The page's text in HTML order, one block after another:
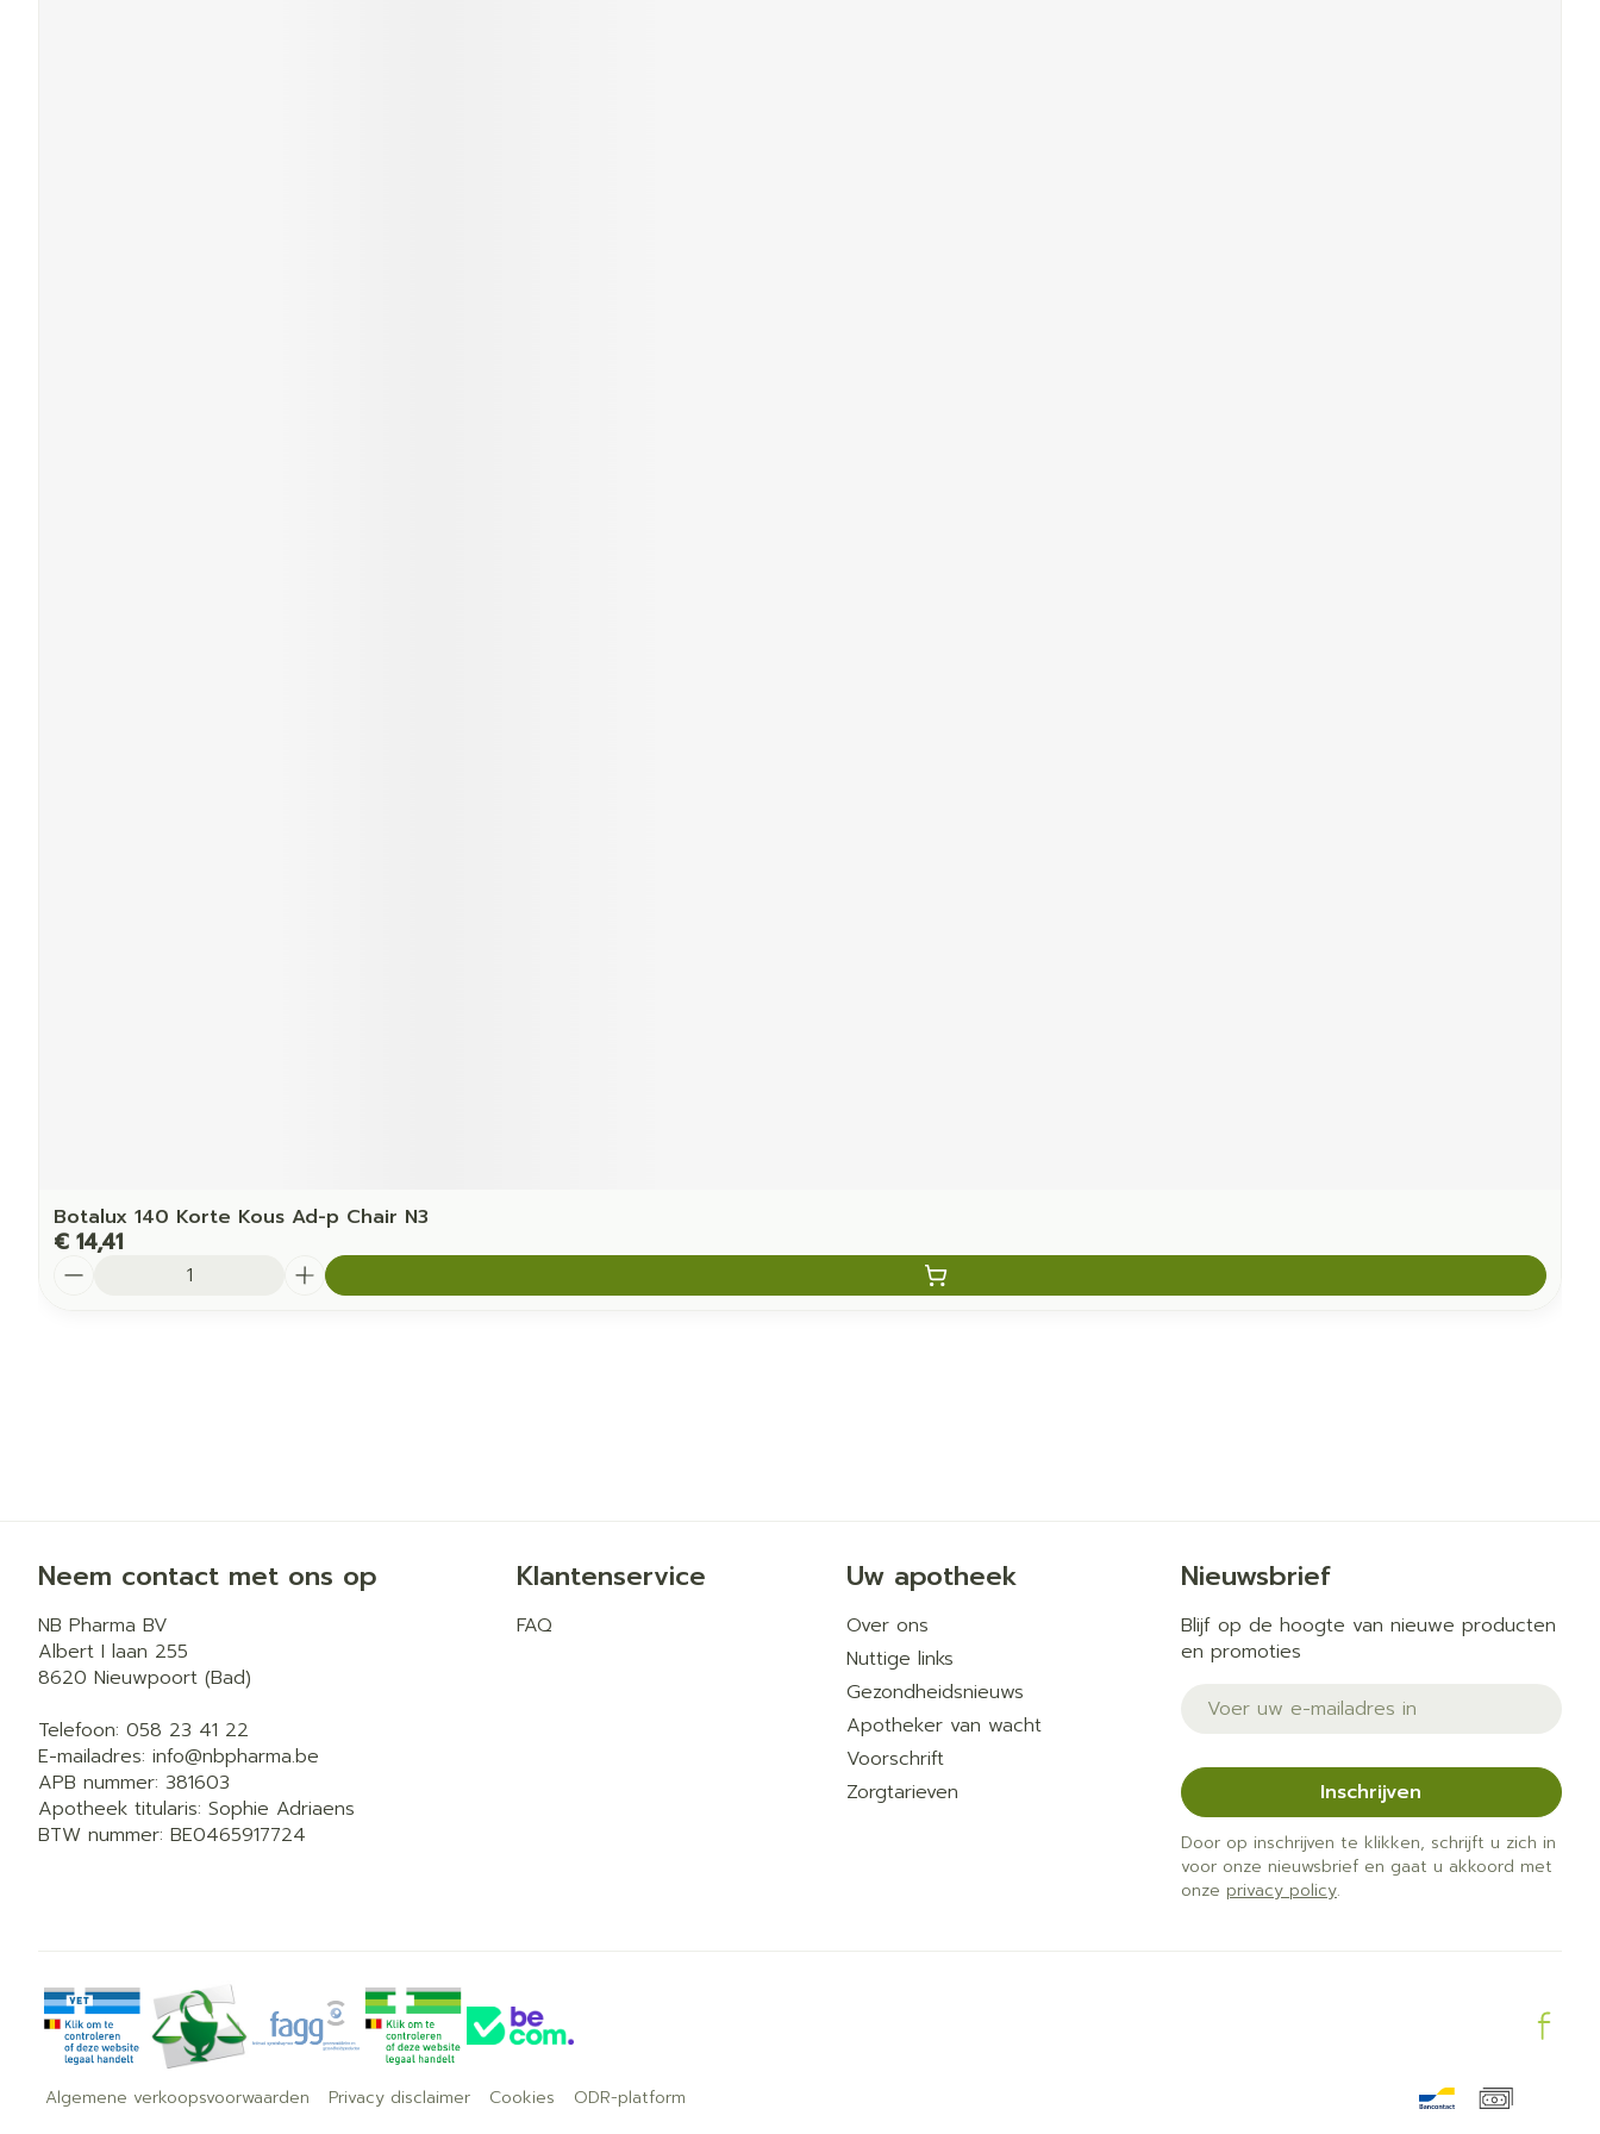
Botalux 140 Korte Kous Ad-p Chair N3
€ 14,41
Neem contact met ons op
NB Pharma BV
Albert I laan 255
8620 Nieuwpoort (Bad)
Telefoon: 058 23 41 22
E-mailadres: info@nbpharma.be
APB nummer: 381603
Apotheek titularis: Sophie Adriaens
BTW nummer: BE0465917724
Klantenservice
FAQ
Uw apotheek
Over ons
Nuttige links
Gezondheidsnieuws
Apotheker van wacht
Voorschrift
Zorgtarieven
Nieuwsbrief
Blijf op de hoogte van nieuwe producten
en promoties
E-mail adres
Inschrijven
Door op inschrijven te klikken, schrijft u zich in
voor onze nieuwsbrief en gaat u akkoord met
onze privacy policy.
Algemene verkoopsvoorwaarden Privacy disclaimer Cookies ODR-platform